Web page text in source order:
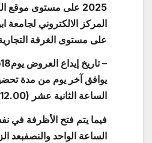
2025 على مستوى
المركز الالكتروني لجامعة
على مستوى الغرفة
يوافق آخر يوم من مدة
الساعة الثانية عشر (12.00)من نفس اليوم.
فيما يتم فتح الأظرفة في